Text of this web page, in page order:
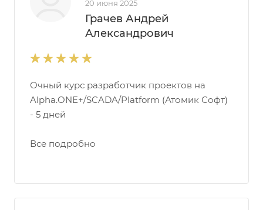
20 июня 2025
Грачев Андрей
Александрович
Очный курс разработчик проектов на
Alpha.ONE+/SCADA/Platform (Атомик Софт)
- 5 дней
Все подробно